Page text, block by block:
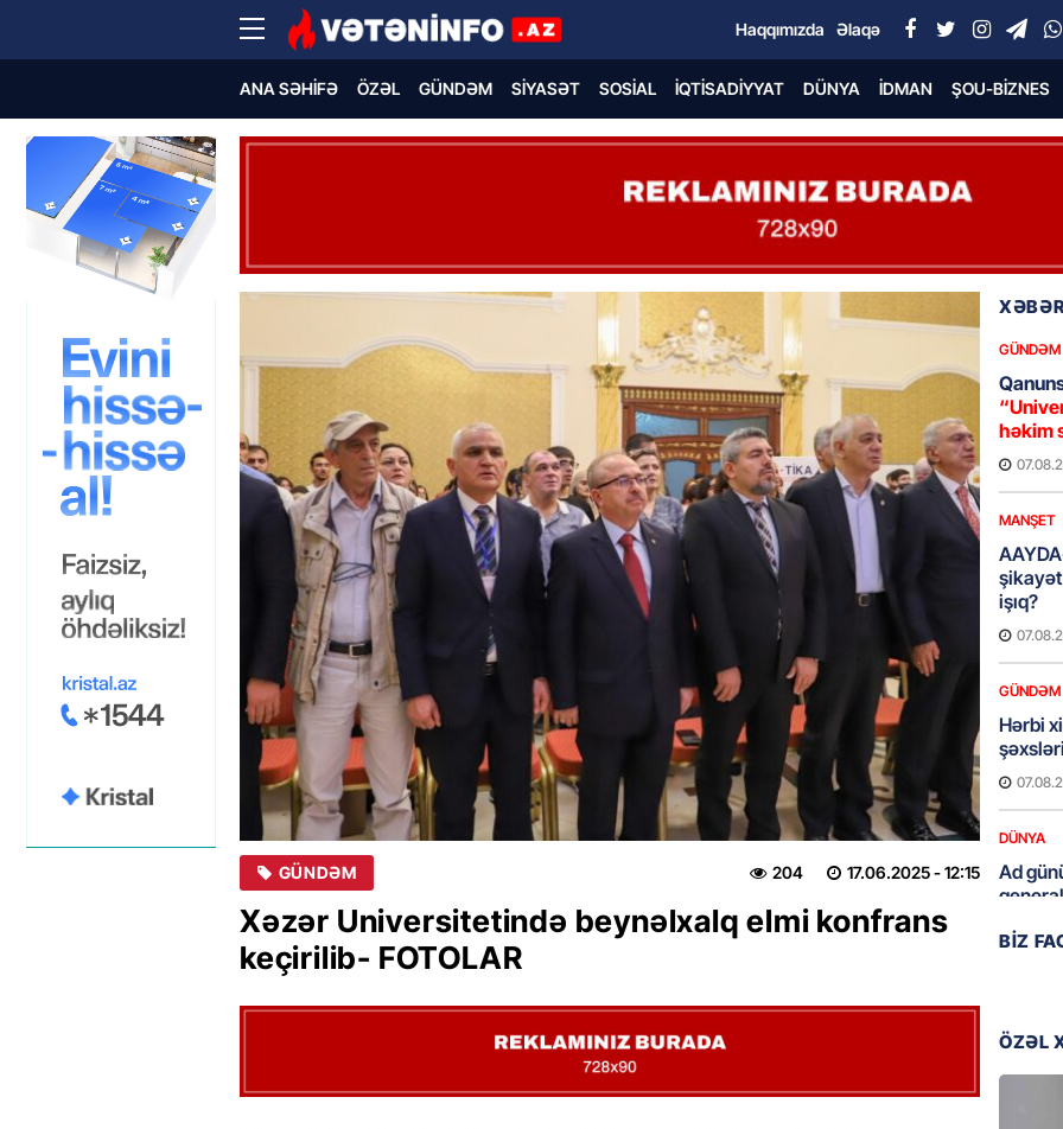
Haqqımızda Əlaqə
ANA SƏHIFƏ ÖZƏL GÜNDƏM SIYASƏT SOSIAL İQTISADIYYAT DÜNYA İDMAN ŞOU-BIZNES
GÜNDƏM 17.06.2025- 12:15
204
Xəzər Universitetində beynəlxalq elmi konfrans
keçirilib- FOTOLAR
GÜNDƏM
həkim
MANŞET
şikayət
işıq?
GÜNDƏM
Hərbi
DÜNYA
Ad
bağlı
BIZ
ÖZƏL